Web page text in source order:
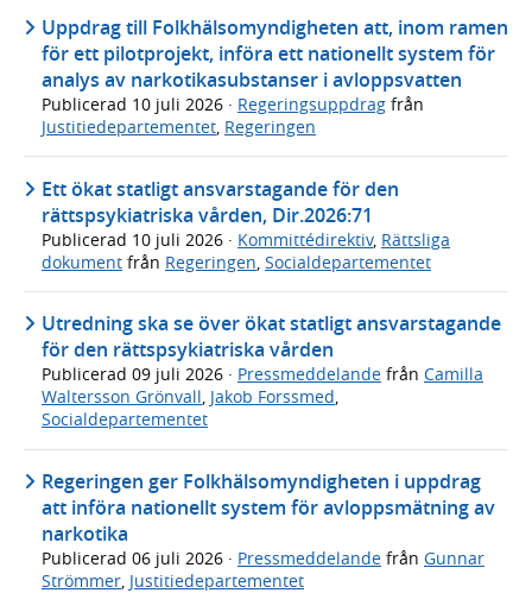
Uppdrag till Folkhälsomyndigheten att, inom ramen
för ett pilotprojekt, införa ett nationellt system för
analys av narkotikasubstanser i avloppsvatten
Publicerad 10 juli 2026 · Regeringsuppdrag från
Justitiedepartementet, Regeringen
Ett ökat statligt ansvarstagande för den
rättspsykiatriska vården, Dir.2026:71
Publicerad 10 juli 2026 · Kommittédirektiv, Rättsliga
dokument från Regeringen Socialdepartementet
Utredning ska se över ökat statligt ansvarstagande
för den rättspsykiatriska vården
Publicerad 09 juli 2026 · Pressmeddelande från Camilla
Waltersson Grönvall, Jakob Forssmed,
Socialdepartementet
Regeringen ger Folkhälsomyndigheten i uppdrag
att införa nationellt system för avloppsmätning av
narkotika
Publicerad 06 juli 2026 · Pressmeddelande från Gunnar
Strömmer, Justitiedepartementet